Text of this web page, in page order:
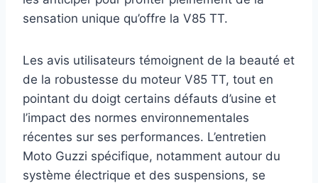
sensation unique qu’offre la V85 TT.
Les avis utilisateurs témoignent de la beauté et
de la robustesse du moteur V85 TT, tout en
pointant du doigt certains défauts d’usine et
l’impact des normes environnementales
récentes sur ses performances. L’entretien
Moto Guzzi spécifique, notamment autour du
système électrique et des suspensions, se